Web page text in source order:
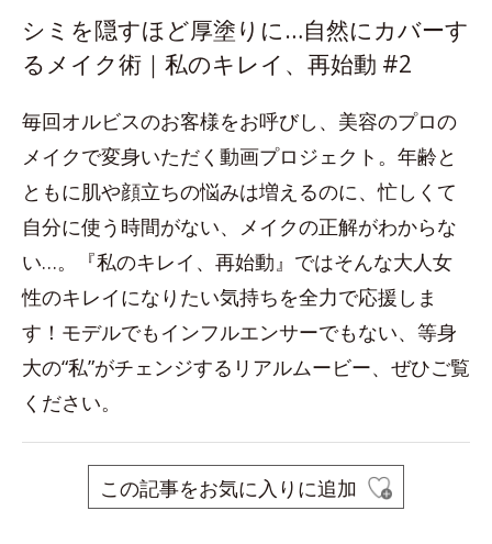
シミを隠すほど厚塗りに…自然にカバーす
るメイク術｜私のキレイ、再始動 #2
毎回オルビスのお客様をお呼びし、美容のプロの
メイクで変身いただく動画プロジェクト。年齢と
ともに肌や顔立ちの悩みは増えるのに、忙しくて
自分に使う時間がない、メイクの正解がわからな
い…。『私のキレイ、再始動』ではそんな大人女
性のキレイになりたい気持ちを全力で応援しま
す！モデルでもインフルエンサーでもない、等身
大の“私”がチェンジするリアルムービー、ぜひご覧
ください。
この記事をお気に入りに追加